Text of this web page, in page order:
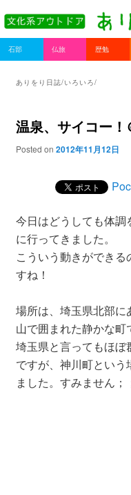
Main menu
Skip to primary content
Skip to secondary
石部 仏旅 歴勉
ありをり日誌/いろいろ/
温泉、サイコー！
Posted on 2012年11月12日
今日はどうしても体調
に行ってきました。
こういう動きができ
すね！
場所は、埼玉県北部
山で囲まれた静かな町
埼玉県と言ってもほ
ですが、神川町という
ました。すみません；